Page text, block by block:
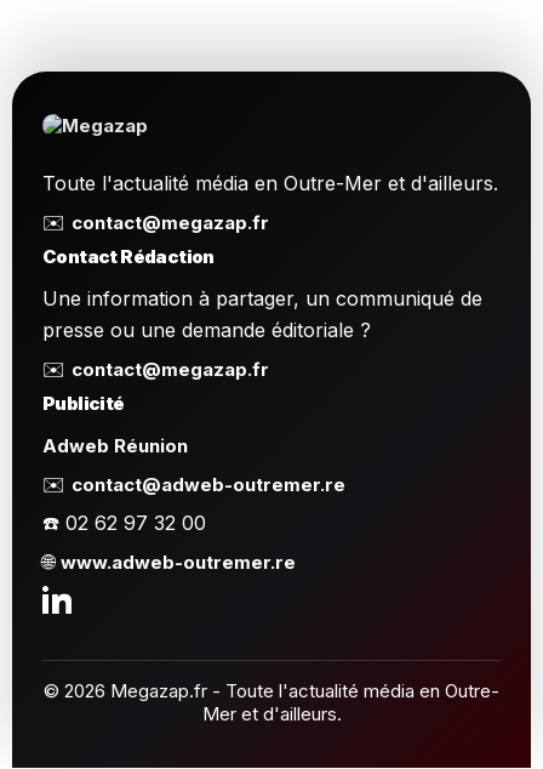
Toute l'actualité média en Outre-Mer et d'ailleurs.
✉️ contact@megazap.fr
Contact Rédaction
Une information à partager, un communiqué de
presse ou une demande éditoriale ?
✉️ contact@megazap.fr
Publicité
Adweb Réunion
✉️ contact@adweb-outremer.re
☎️ 02 62 97 32 00
🌐www.adweb-outremer.re
© 2026 Megazap.fr - Toute l'actualité média en Outre-
Mer et d'ailleurs.